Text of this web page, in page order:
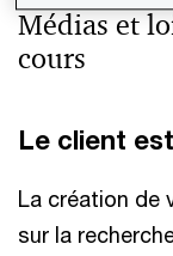
Médias et
cours
Le client
La création de
sur la